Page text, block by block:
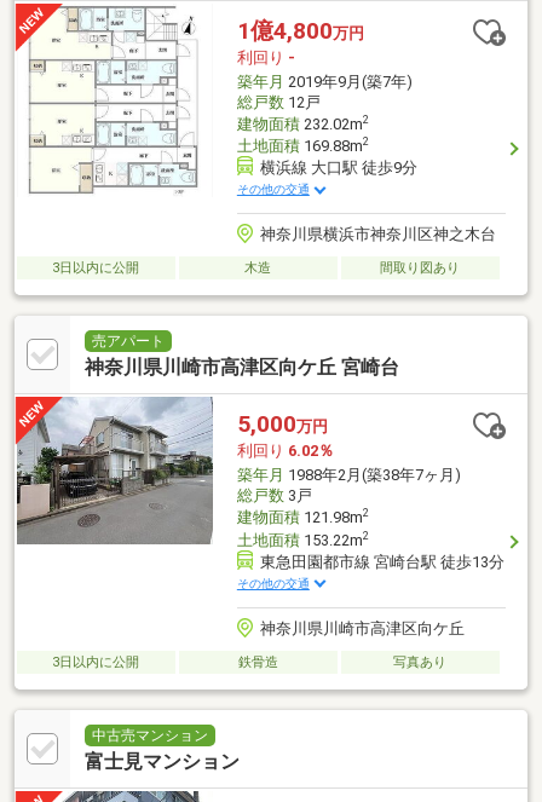
1億4,800万円
利回り -
築年月 2019年9月(築7年)
総戸数12戸
建物面積232.02m2
土地面積169.88m2
横浜線 大口駅 徒歩9分
その他の交通
神奈川県横浜市神奈川区神之木台
3日以内に公開 木造 間取り図あり
売アパート
神奈川県川崎市高津区向ケ丘 宮崎台
5,000万円
利回り 6.02％
築年月 1988年2月(築38年7ヶ月)
総戸数3戸
建物面積121.98m2
土地面積153.22m2
東急田園都市線 宮崎台駅 徒歩13分
その他の交通
神奈川県川崎市高津区向ケ丘
3日以内に公開 鉄骨造 写真あり
中古売マンション
富士見マンション